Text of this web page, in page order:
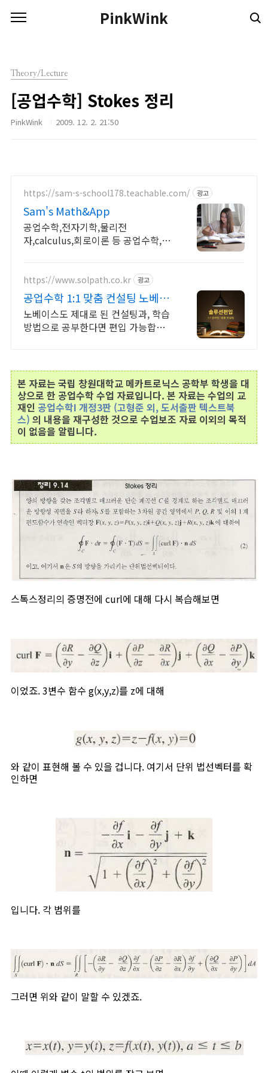
PinkWink
Theory/Lecture
[공업수학] Stokes 정리
PinkWink 2009. 12. 2. 21:50
https://sam-s-school178.teachable.com/ 광고
Sam's Math&App
공업수학,전자기학,물리전
자,calculus,회로이론 등 공업수학,전
https://www.solpath.co.kr 광고
공업수학 1:1 맞춤 컨설팅 노베이
스 편입상담 전문
노베이스도 제대로 된 컨설팅과, 학습
방법으로 공부한다면 편입 가능합니
본 자료는 국립 창원대학교 메카트로닉스 공학부 학생을 대
상으로 한 공업수학 수업 자료입니다. 본 자료는 수업의 교
재인 공업수학I 개정3판 (고형준 외, 도서출판 텍스트북
스) 의 내용을 재구성한 것으로 수업보조 자료 이외의 목적
이 없음을 알립니다.
스톡스정리의 증명전에 curl에 대해 다시 복습해보면
이었죠. 3변수 함수 g(x,y,z)를 z에 대해
와 같이 표현해 볼 수 있을 겁니다. 여기서 단위 법선벡터를 확
인하면
입니다. 각 범위를
그러면 위와 같이 말할 수 있겠죠.